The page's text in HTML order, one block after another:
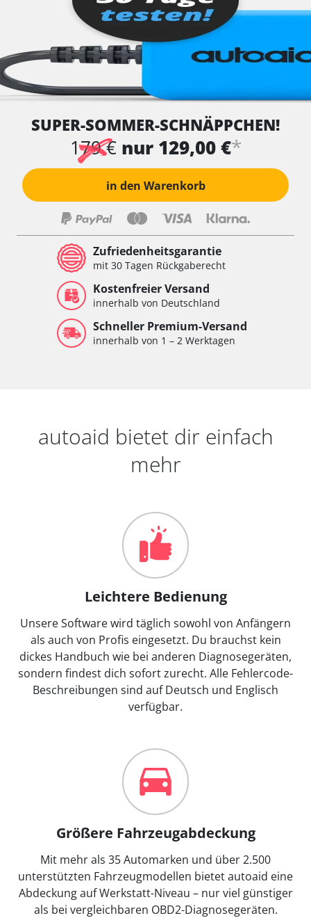
SUPER-SOMMER-SCHNÄPPCHEN!
179 € nur 129,00 €*
in den Warenkorb
Zufriedenheitsgarantie
mit 30 Tagen Rückgaberecht
Kostenfreier Versand
innerhalb von Deutschland
Schneller Premium-Versand
innerhalb von 1 – 2 Werktagen
autoaid bietet dir einfach
mehr
Leichtere Bedienung
Unsere Software wird täglich sowohl von Anfängern
als auch von Profis eingesetzt. Du brauchst kein
dickes Handbuch wie bei anderen Diagnosegeräten,
sondern findest dich sofort zurecht. Alle Fehlercode-
Beschreibungen sind auf Deutsch und Englisch
verfügbar.
Größere Fahrzeugabdeckung
Mit mehr als 35 Automarken und über 2.500
unterstützten Fahrzeugmodellen bietet autoaid eine
Abdeckung auf Werkstatt-Niveau – nur viel günstiger
als bei vergleichbaren OBD2-Diagnosegeräten.